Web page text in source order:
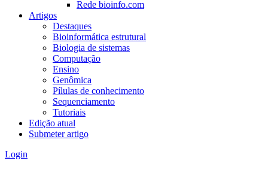
Rede bioinfo.com
Artigos
Destaques
Bioinformática estrutural
Biologia de sistemas
Computação
Ensino
Genômica
Pílulas de conhecimento
Sequenciamento
Tutoriais
Edição atual
Submeter artigo
Login